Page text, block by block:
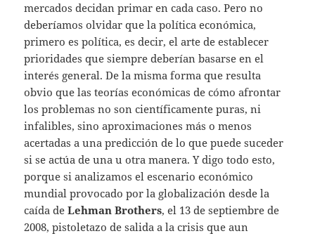
mercados decidan primar en cada caso. Pero no
deberíamos olvidar que la política económica,
primero es política, es decir, el arte de establecer
prioridades que siempre deberían basarse en el
interés general. De la misma forma que resulta
obvio que las teorías económicas de cómo afrontar
los problemas no son científicamente puras, ni
infalibles, sino aproximaciones más o menos
acertadas a una predicción de lo que puede suceder
si se actúa de una u otra manera. Y digo todo esto,
porque si analizamos el escenario económico
mundial provocado por la globalización desde la
caída deLehman Brothers, el 13 de septiembre de
2008, pistoletazo de salida a la crisis que aun